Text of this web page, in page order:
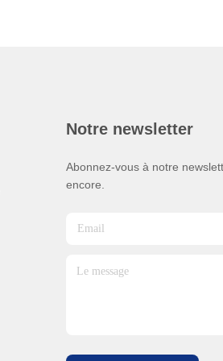
Notre newsletter
Abonnez-vous à notre
encore.